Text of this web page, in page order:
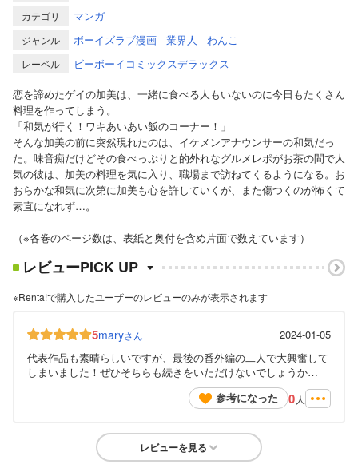
カテゴリ マンガ
ジャンル ボーイズラブ漫画 業界人 わんこ
レーベル
ビーボーイコミックスデラックス
恋を諦めたゲイの加美は、一緒に食べる人もいないのに今日もたくさん
料理を作ってしまう。
「和気が行く！ワキあいあい飯のコーナー！」
そんな加美の前に突然現れたのは、イケメンアナウンサーの和気だっ
た。味音痴だけどその食べっぷりと的外れなグルメレポがお茶の間で人
気の彼は、加美の料理を気に入り、職場まで訪ねてくるようになる。お
おらかな和気に次第に加美も心を許していくが、また傷つくのが怖くて
素直になれず…。
（※各巻のページ数は、表紙と奥付を含め片面で数えています）
レビューPICK UP
※Renta!で購入したユーザーのレビューのみが表示されます
5maryさん
2024-01-05
代表作品も素晴らしいですが、最後の番外編の二人で大興奮して
しまいました！ぜひそちらも続きをいただけないでしょうか…
参考になった
0 人
レビューを見る